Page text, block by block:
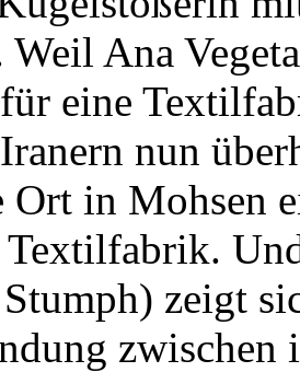
Ana
eine
nun
Ort in Mohsen
zeigt
zwischen